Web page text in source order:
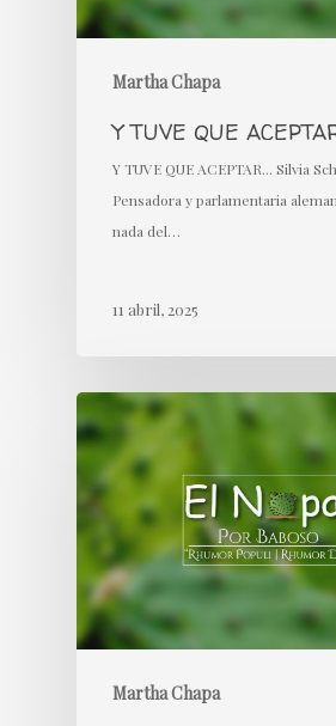
Martha Chapa
Y TUVE QUE
Y TUVE QUE ACEPTAR... Silvia
Pensadora y parlamentaria
nada del…
11 abril, 2025
Martha Chapa